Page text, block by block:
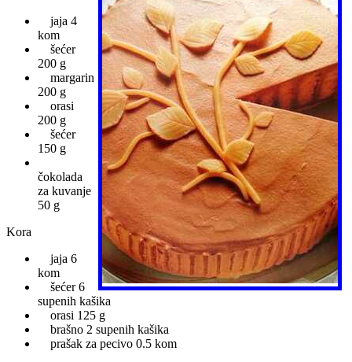
jaja 4
kom
šećer
200 g
margarin
200 g
orasi
200 g
šećer
150 g
čokolada
za kuvanje
50 g
Kora
jaja 6
kom
šećer 6
supenih kašika
orasi 125 g
brašno 2 supenih kašika
prašak za pecivo 0.5 kom